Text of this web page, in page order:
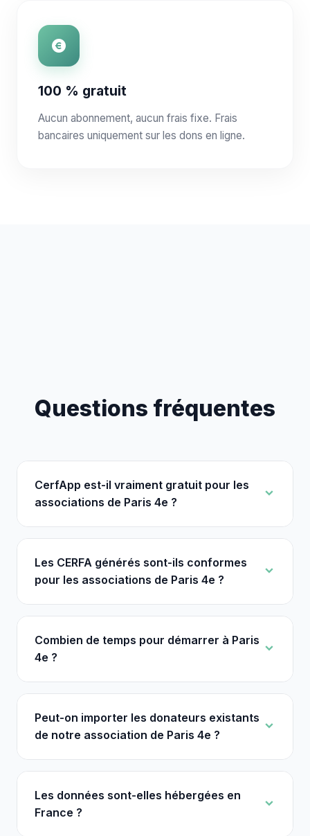
100 % gratuit
Aucun abonnement, aucun frais fixe. Frais
bancaires uniquement sur les dons en ligne.
Questions fréquentes
CerfApp est-il vraiment gratuit pour les
associations de Paris 4e ?
Les CERFA générés sont-ils conformes
pour les associations de Paris 4e ?
Combien de temps pour démarrer à Paris
4e ?
Peut-on importer les donateurs existants
de notre association de Paris 4e ?
Les données sont-elles hébergées en
France ?